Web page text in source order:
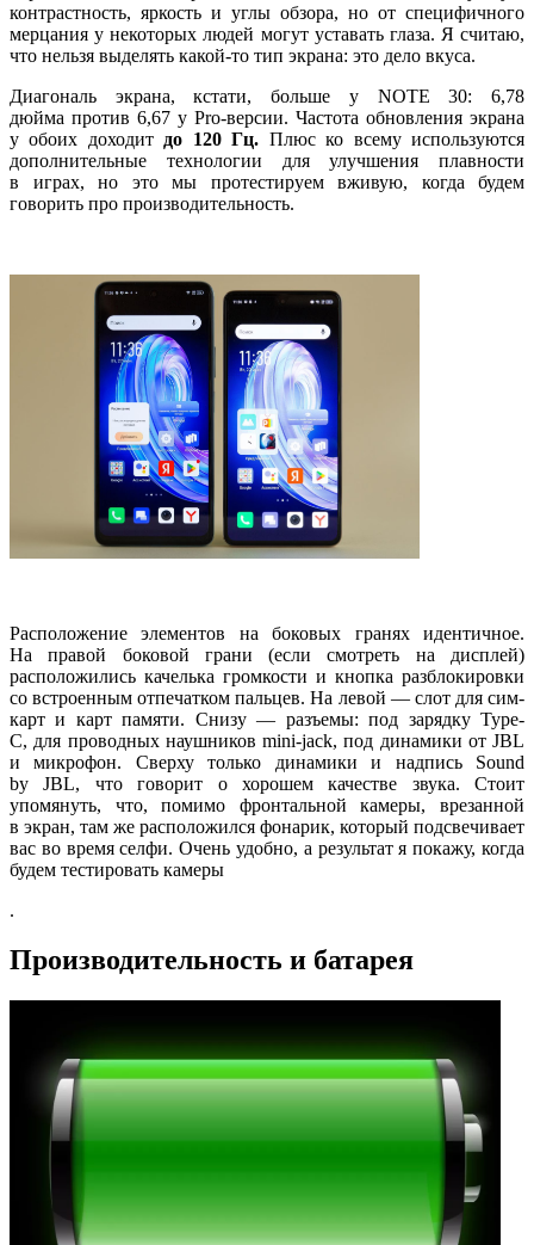
контрастность, яркость и углы обзора, но от специфичного
мерцания у некоторых людей могут уставать глаза. Я считаю,
что нельзя выделять какой-то тип экрана: это дело вкуса.
Диагональ экрана, кстати, больше у NOTE 30: 6,78
дюйма против 6,67 у Pro-версии. Частота обновления экрана
у обоих доходит до 120 Гц. Плюс ко всему используются
дополнительные технологии для улучшения плавности
в играх, но это мы протестируем вживую, когда будем
говорить про производительность.
Расположение элементов на боковых гранях идентичное.
На правой боковой грани (если смотреть на дисплей)
расположились качелька громкости и кнопка разблокировки
со встроенным отпечатком пальцев. На левой — слот для сим-
карт и карт памяти. Снизу — разъемы: под зарядку Type-
C, для проводных наушников mini-jack, под динамики от JBL
и микрофон. Сверху только динамики и надпись Sound
by JBL, что говорит о хорошем качестве звука. Стоит
упомянуть, что, помимо фронтальной камеры, врезанной
в экран, там же расположился фонарик, который подсвечивает
вас во время селфи. Очень удобно, а результат я покажу, когда
будем тестировать камеры
.
Производительность и батарея